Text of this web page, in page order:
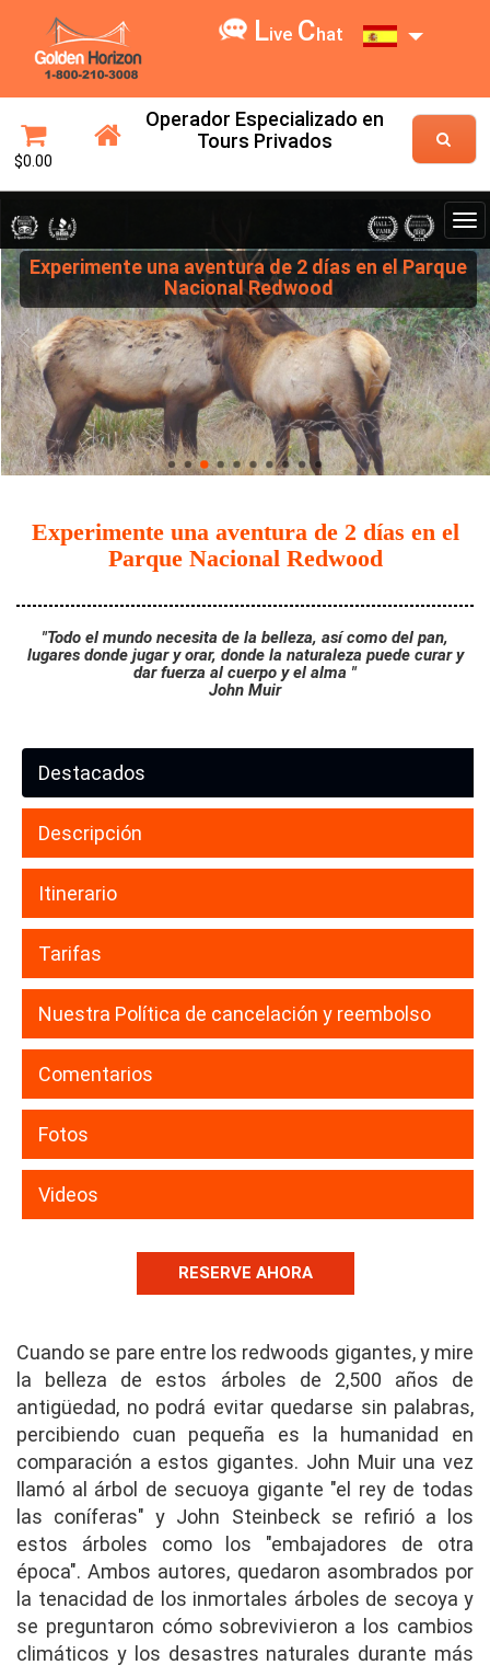
Live Chat
$0.00
Operador Especializado en
Tours Privados
Experimente una aventura de 2 días en el Parque
Nacional Redwood
Experimente una aventura de 2 días en el
Parque Nacional Redwood
"Todo el mundo necesita de la belleza, así como del pan,
lugares donde jugar y orar, donde la naturaleza puede curar y
dar fuerza al cuerpo y el alma "
John Muir
Destacados
Descripción
Itinerario
Tarifas
Nuestra Política de cancelación y reembolso
Comentarios
Fotos
Videos
RESERVE AHORA
Cuando se pare entre los redwoods gigantes, y mire
la belleza de estos árboles de 2,500 años de
antigüedad, no podrá evitar quedarse sin palabras,
percibiendo cuan pequeña es la humanidad en
comparación a estos gigantes. John Muir una vez
llamó al árbol de secuoya gigante "el rey de todas
las coníferas" y John Steinbeck se refirió a los
estos árboles como los "embajadores de otra
época". Ambos autores, quedaron asombrados por
la tenacidad de los inmortales árboles de secoya y
se preguntaron cómo sobrevivieron a los cambios
climáticos y los desastres naturales durante más